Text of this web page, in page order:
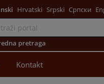
Hrvatski Srpski Српски
pretraga
Kontakt